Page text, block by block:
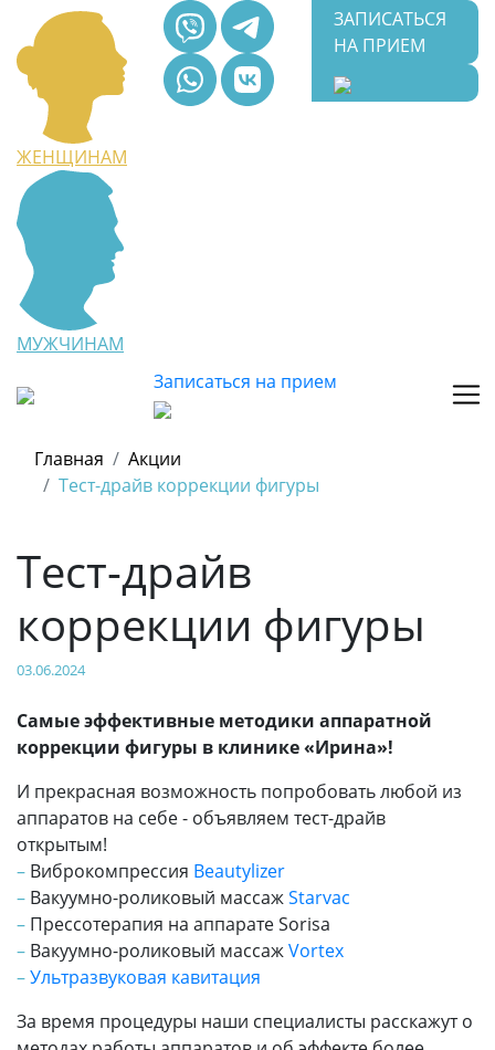
ЖЕНЩИНАМ
МУЖЧИНАМ
ЗАПИСАТЬСЯ
НА ПРИЕМ
Записаться на прием
Главная
Акции
Тест-драйв коррекции фигуры
Тест-драйв
коррекции фигуры
03.06.2024
Самые эффективные методики аппаратной
коррекции фигуры в клинике «Ирина»!
И прекрасная возможность попробовать любой из
аппаратов на себе - объявляем тест-драйв
открытым!
– Виброкомпрессия Beautylizer
– Вакуумно-роликовый массажStarvac
– Прессотерапия на аппарате Sorisa
– Вакуумно-роликовый массажVortex
–Ультразвуковая кавитация
За время процедуры наши специалисты расскажут о